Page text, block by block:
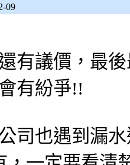
09
有議價，最
有紛爭!!
司也遇到漏